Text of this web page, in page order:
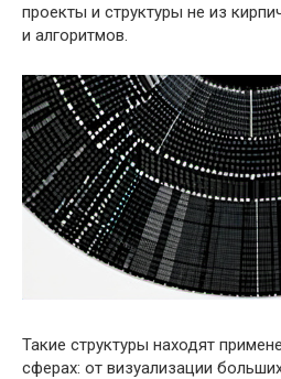
проекты и структуры не из
и алгоритмов.
Такие структуры находят
сферах: от визуализации